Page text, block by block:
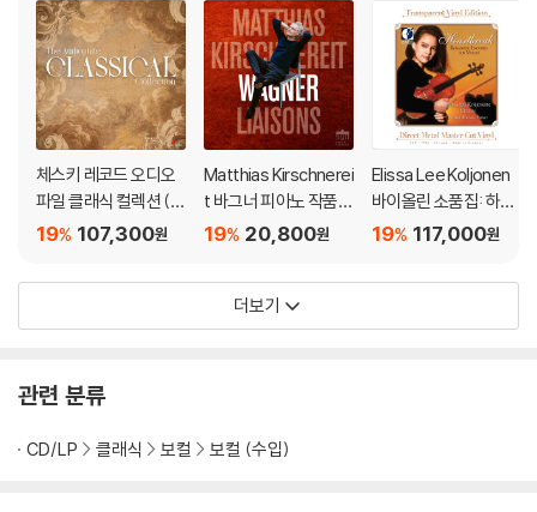
체스키 레코드 오디오
파일 클래식 컬렉션 (T
he Audiophile Classi
107,300원
19%
Matthias Kirschnerei
t 바그너 피아노 작품
(Wagner Liaisons)
20,800원
19%
Elissa Lee Koljonen
바이올린 소품집: 하트
브레이크 (Heartbrea
s For Violin) [투명 클
117,000원
19%
더보기
관련 분류
CD/LP 클래식 보컬 보컬 (수입)